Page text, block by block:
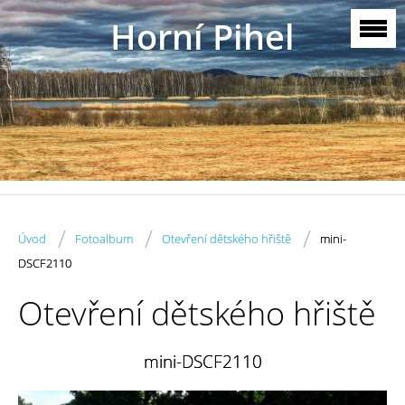
Horní Pihel
Úvod / Fotoalbum / Otevření dětského hřiště /
mini-
DSCF2110
Otevření dětského hřiště
mini-DSCF2110